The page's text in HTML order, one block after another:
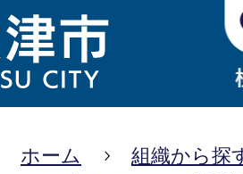
ホーム
組織から探